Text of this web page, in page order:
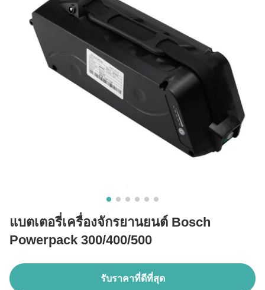
แบตเตอรี่เครื่องจักรยานยนต์ Bosch
Powerpack 300/400/500
รับราคาที่ดีที่สุด